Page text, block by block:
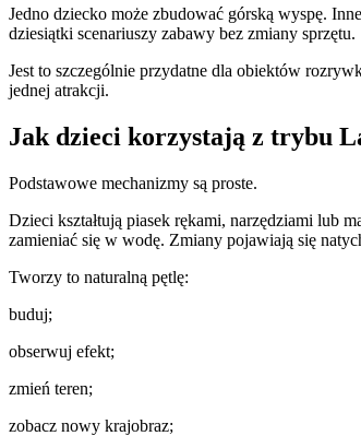
Jedno dziecko może zbudować górską wyspę.
dziesiątki scenariuszy zabawy bez zmiany sprzętu.
Jest to szczególnie przydatne dla obiektów
jednej atrakcji.
Jak dzieci korzystają z trybu
Podstawowe mechanizmy są proste.
Dzieci kształtują piasek rękami, narzędziami lub
zamieniać się w wodę. Zmiany pojawiają się
Tworzy to naturalną pętlę:
buduj;
obserwuj efekt;
zmień teren;
zobacz nowy krajobraz;